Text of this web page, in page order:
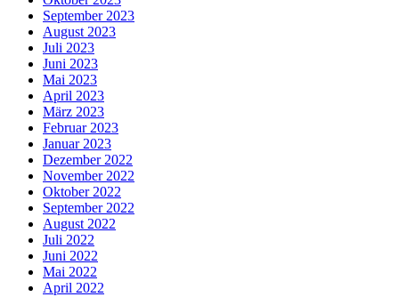
September 2023
August 2023
Juli 2023
Juni 2023
Mai 2023
April 2023
März 2023
Februar 2023
Januar 2023
Dezember 2022
November 2022
Oktober 2022
September 2022
August 2022
Juli 2022
Juni 2022
Mai 2022
April 2022